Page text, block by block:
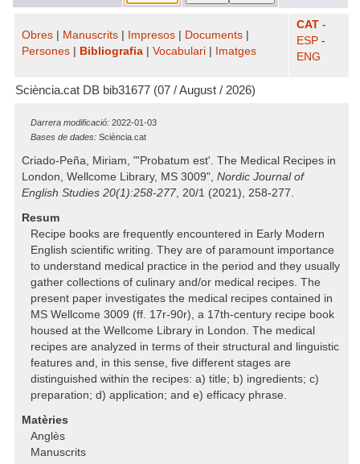
Obres Manuscrits Impresos Documents
Persones
Bibliografia Vocabulari Imatges
CAT -
ESP -
ENG
Sciència.cat DB bib31677 (07 / August / 2026)
Darrera modificació: 2022-01-03
Bases de dades: Sciència.cat
Criado-Peña, Miriam, "'Probatum est'. The Medical Recipes in
London, Wellcome Library, MS 3009", Nordic Journal of
English Studies 20(1):258-277, 20/1 (2021), 258-277.
Resum
Recipe books are frequently encountered in Early Modern
English scientific writing. They are of paramount importance
to understand medical practice in the period and they usually
gather collections of culinary and/or medical recipes. The
present paper investigates the medical recipes contained in
MS Wellcome 3009 (ff. 17r-90r), a 17th-century recipe book
housed at the Wellcome Library in London. The medical
recipes are analyzed in terms of their structural and linguistic
features and, in this sense, five different stages are
distinguished within the recipes: a) title; b) ingredients; c)
preparation; d) application; and e) efficacy phrase.
Matèries
Anglès
Manuscrits